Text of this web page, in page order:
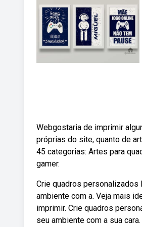
Webgostaria de imprimir
próprias do site, quanto de
45 categorias: Artes para
gamer.
Crie quadros personalizados
ambiente com a. Veja mais
imprimir. Crie quadros
seu ambiente com a sua